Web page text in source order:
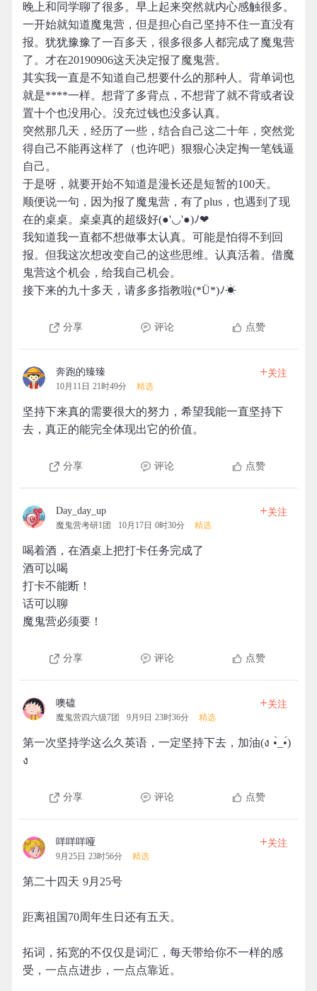
晚上和同学聊了很多。早上起来突然就内心感触很多。
一开始就知道魔鬼营，但是担心自己坚持不住一直没有
报。犹犹豫豫了一百多天，很多很多人都完成了魔鬼营
了。才在20190906这天决定报了魔鬼营。
其实我一直是不知道自己想要什么的那种人。背单词也
就是****一样。想背了多背点，不想背了就不背或者设
置十个也没用心。没充过钱也没多认真。
突然那几天，经历了一些，结合自己这二十年，突然觉
得自己不能再这样了（也许吧）狠狠心决定掏一笔钱逼
自己。
于是呀，就要开始不知道是漫长还是短暂的100天。
顺便说一句，因为报了魔鬼营，有了plus，也遇到了现
在的桌桌。桌桌真的超级好(●'◡'●)ﾉ❤
我知道我一直都不想做事太认真。可能是怕得不到回
报。但我这次想改变自己的这些思维。认真活着。借魔
鬼营这个机会，给我自己机会。
接下来的九十多天，请多多指教啦(*Ü*)ﾉ☀
分享 评论 点赞
奔跑的臻臻
10月11日 21时49分 精选
+关注
坚持下来真的需要很大的努力，希望我能一直坚持下
去，真正的能完全体现出它的价值。
分享 评论 点赞
Day_day_up
魔鬼营考研1团 10月17日 0时30分 精选
+关注
喝着酒，在酒桌上把打卡任务完成了
酒可以喝
打卡不能断！
话可以聊
魔鬼营必须要！
分享 评论 点赞
噢磕
魔鬼营四六级7团 9月9日 23时36分 精选
+关注
第一次坚持学这么久英语，一定坚持下去，加油(ง •̀_•́)
ง
分享 评论 点赞
咩咩咩哑
9月25日 23时56分 精选
+关注
第二十四天 9月25号
距离祖国70周年生日还有五天。
拓词，拓宽的不仅仅是词汇，每天带给你不一样的感
受，一点点进步，一点点靠近。